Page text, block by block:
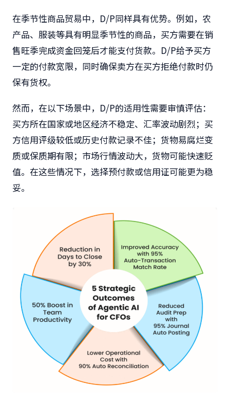
在季节性商品贸易中，D/P同样具有优势。例如，农
产品、服装等具有明显季节性的商品，买方需要在销
售旺季完成资金回笼后才能支付货款。D/P给予买方
一定的付款宽限，同时确保卖方在买方拒绝付款时仍
保有货权。
然而，在以下场景中，D/P的适用性需要审慎评估：
买方所在国家或地区经济不稳定、汇率波动剧烈；买
方信用评级较低或历史付款记录不佳；货物易腐烂变
质或保质期有限；市场行情波动大，货物可能快速贬
值。在这些情况下，选择预付款或信用证可能更为稳
妥。